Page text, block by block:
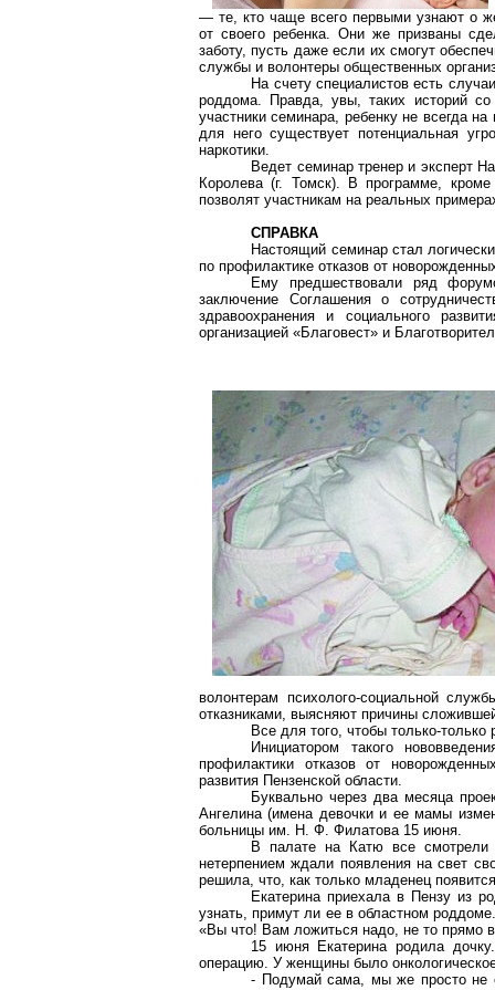
— те, кто чаще всего первыми узнают о
от своего ребенка. Они же призваны
заботу, пусть даже если их смогут
службы и волонтеры общественных
На счету специалистов есть
роддома. Правда, увы, таких историй
участники семинара, ребенку не всегда
для него существует потенциальная
наркотики.
Ведет семинар тренер и эксперт
Королева (г. Томск). В программе, кроме
позволят участникам на реальных
СПРАВКА
Настоящий семинар стал
по профилактике отказов от
Ему предшествовали ряд
заключение Соглашения о
здравоохранения и социального
организацией «Благовест» и
волонтерам психолого-социальной
отказниками, выясняют причины
Все для того, чтобы только-
Инициатором такого
профилактики отказов от
развития Пензенской области.
Буквально через два месяца
Ангелина (имена девочки и ее мамы
больницы им. Н. Ф. Филатова 15 июня.
В палате на Катю все
нетерпением ждали появления на свет
решила, что, как только младенец
Екатерина приехала в Пензу из
узнать, примут ли ее в областном
«Вы что! Вам ложиться надо, не то прямо
15 июня Екатерина родила
операцию. У женщины было
- Подумай сама, мы же просто не